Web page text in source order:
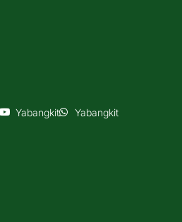
Yabangkit Yabangkit